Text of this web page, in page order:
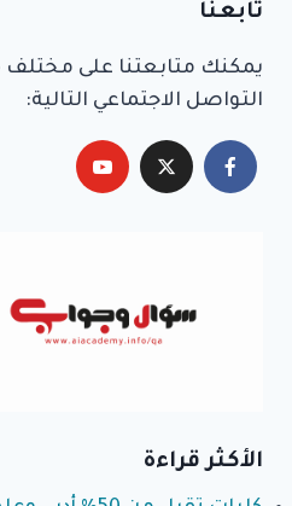
تابعنا
يمكنك متابعتنا على مختلف
التواصل الاجتماعي التالية:
الأكثر قراءة